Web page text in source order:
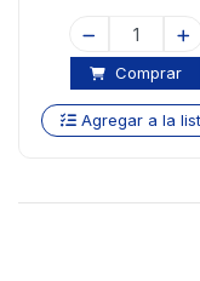
Comprar
Agregar a la